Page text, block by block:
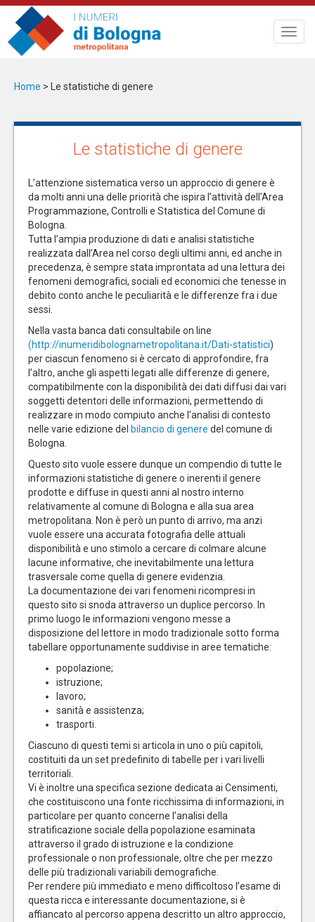
Salta
contenuto
principale
Home > Le statistiche di genere
Le statistiche di genere
L’attenzione sistematica verso un approccio di genere è
da molti anni una delle priorità che ispira l’attività dell’Area
Programmazione, Controlli e Statistica del Comune di
Bologna.
Tutta l’ampia produzione di dati e analisi statistiche
realizzata dall’Area nel corso degli ultimi anni, ed anche in
precedenza, è sempre stata improntata ad una lettura dei
fenomeni demografici, sociali ed economici che tenesse in
debito conto anche le peculiarità e le differenze fra i due
sessi.
Nella vasta banca dati consultabile on line
(http://inumeridibolognametropolitana.it/Dati-statistici)
per ciascun fenomeno si è cercato di approfondire, fra
l’altro, anche gli aspetti legati alle differenze di genere,
compatibilmente con la disponibilità dei dati diffusi dai vari
soggetti detentori delle informazioni, permettendo di
realizzare in modo compiuto anche l’analisi di contesto
nelle varie edizione del bilancio di genere del comune di
Bologna.
Questo sito vuole essere dunque un compendio di tutte le
informazioni statistiche di genere o inerenti il genere
prodotte e diffuse in questi anni al nostro interno
relativamente al comune di Bologna e alla sua area
metropolitana. Non è però un punto di arrivo, ma anzi
vuole essere una accurata fotografia delle attuali
disponibilità e uno stimolo a cercare di colmare alcune
lacune informative, che inevitabilmente una lettura
trasversale come quella di genere evidenzia.
La documentazione dei vari fenomeni ricompresi in
questo sito si snoda attraverso un duplice percorso. In
primo luogo le informazioni vengono messe a
disposizione del lettore in modo tradizionale sotto forma
tabellare opportunamente suddivise in aree tematiche:
popolazione;
istruzione;
lavoro;
sanità e assistenza;
trasporti.
Ciascuno di questi temi si articola in uno o più capitoli,
costituiti da un set predefinito di tabelle per i vari livelli
territoriali.
Vi è inoltre una specifica sezione dedicata ai Censimenti,
che costituiscono una fonte ricchissima di informazioni, in
particolare per quanto concerne l’analisi della
stratificazione sociale della popolazione esaminata
attraverso il grado di istruzione e la condizione
professionale o non professionale, oltre che per mezzo
delle più tradizionali variabili demografiche.
Per rendere più immediato e meno difficoltoso l’esame di
questa ricca e interessante documentazione, si è
affiancato al percorso appena descritto un altro approccio,